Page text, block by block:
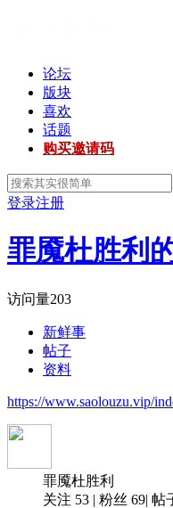
论坛
版块
喜欢
话题
购买邀请码
登录注册
罪魇杜胜利
访问量203
新鲜事
帖子
资料
https://www.saolouzu.vip/
罪魇杜胜利
关注 53 | 粉丝 69| 帖